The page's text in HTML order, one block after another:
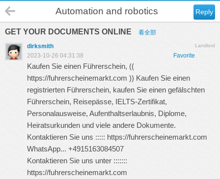
Reply
Automation and robotics
GET YOUR DOCUMENTS ONLINE 看全部
Landlord
dirksmith
Favorite
2023-10-26 04:31:38
Kaufen Sie einen Führerschein, ((
https://fuhrerscheinemarkt.com )) Kaufen Sie einen
registrierten Führerschein, kaufen Sie einen gefälschten
Führerschein, Reisepässe, IELTS-Zertifikat,
Personalausweise, Aufenthaltserlaubnis, Diplome,
Heiratsurkunden und viele andere Dokumente.
Kontaktieren Sie uns ::::: https://fuhrerscheinemarkt.com
WhatsApp... +4915163084507
Kontaktieren Sie uns unter :::::::
https://fuhrerscheinemarkt.com